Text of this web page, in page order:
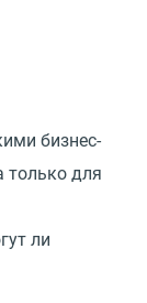
бизнес-
только для
ли